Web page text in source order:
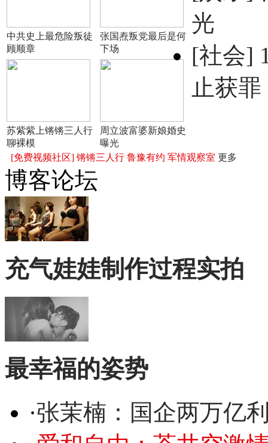
中共史上最危险叛徒
顾顺章
张国焘叛党最后是何
下场
苏紫紫上锵锵三人行
聊裸模
周立波富婆新娘婚史
曝光
光
[社会]
止获罪
[免费视频社区] 锵锵三人行 鲁豫有约 军情观察室 更多
博客论坛
充气娃娃制作过程实拍
最幸福的姿势
·张茉楠：国企两万亿